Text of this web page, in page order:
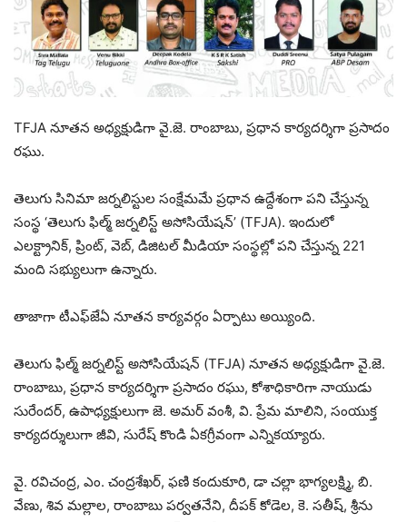
TFJA నూతన అధ్యక్షుడిగా వై.జె. రాంబాబు, ప్రధాన కార్యదర్శిగా ప్రసాదం
రఘు.
తెలుగు సినిమా జర్నలిస్టుల సంక్షేమమే ప్రధాన ఉద్దేశంగా పని చేస్తున్న
సంస్థ ‘తెలుగు ఫిల్మ్ జర్నలిస్ట్ అసోసియేషన్’ (TFJA). ఇందులో
ఎలక్ట్రానిక్, ప్రింట్, వెబ్, డిజిటల్ మీడియా సంస్థల్లో పని చేస్తున్న 221
మంది సభ్యులుగా ఉన్నారు.
తాజాగా టీఎఫ్‌జేఏ నూతన కార్యవర్గం ఏర్పాటు అయ్యింది.
తెలుగు ఫిల్మ్ జర్నలిస్ట్ అసోసియేషన్ (TFJA) నూతన అధ్యక్షుడిగా వై.జె.
రాంబాబు, ప్రధాన కార్యదర్శిగా ప్రసాదం రఘు, కోశాధికారిగా నాయుడు
సురేందర్, ఉపాధ్యక్షులుగా జె. అమర్ వంశీ, వి. ప్రేమ మాలిని, సంయుక్త
కార్యదర్శులుగా జీవి, సురేష్ కొండి ఏకగ్రీవంగా ఎన్నికయ్యారు.
వై. రవిచంద్ర, ఎం. చంద్రశేఖర్, ఫణి కందుకూరి, డా చల్లా భాగ్యలక్ష్మి, బి.
వేణు, శివ మల్లాల, రాంబాబు పర్వతనేని, దీపక్ కోడెల, కె. సతీష్, శ్రీను